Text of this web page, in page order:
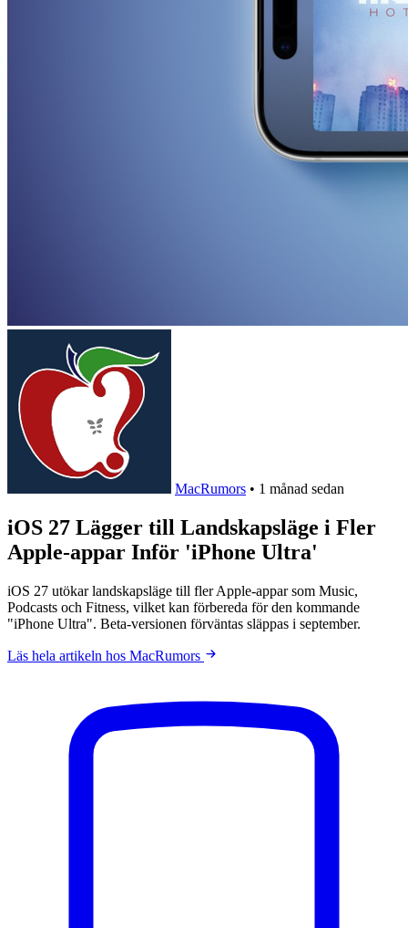
MacRumors • 1 månad sedan
iOS 27 Lägger till Landskapsläge i Fler
Apple-appar Inför 'iPhone Ultra'
iOS 27 utökar landskapsläge till fler Apple-appar som Music,
Podcasts och Fitness, vilket kan förbereda för den kommande
"iPhone Ultra". Beta-versionen förväntas släppas i september.
Läs hela artikeln hos MacRumors